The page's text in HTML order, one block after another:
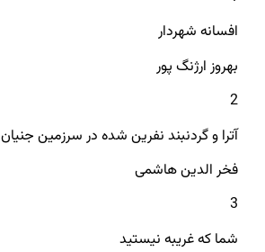
افسانه شهردار
بهروز ارژنگ پور
2
آترا و گردنبند نفرین شده در سرزمین جنیان
فخر الدین هاشمی
3
شما که غریبه نیستید